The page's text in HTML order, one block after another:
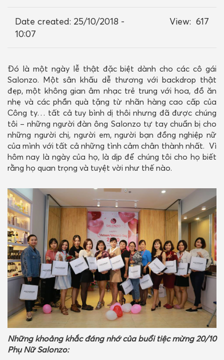
GIỎ HÀNG
Date created: 25/10/2018 -
10:07
View: 617
Đó là một ngày lễ thật đặc biệt dành cho các cô gái
Salonzo. Một sân khấu dễ thương với backdrop thật
đẹp, một không gian âm nhạc trẻ trung với hoa, đồ ăn
nhẹ và các phần quà tặng từ nhãn hàng cao cấp của
Công ty… tất cả tuy bình dị thôi nhưng đã được chúng
tôi – những người đàn ông Salonzo tự tay chuẩn bị cho
những người chị, người em, người bạn đồng nghiệp nữ
của mình với tất cả những tình cảm chân thành nhất. Vì
hôm nay là ngày của họ, là dịp để chúng tôi cho họ biết
rằng họ quan trọng và tuyệt vời như thế nào.
Những khoảng khắc đáng nhớ của buổi tiệc mừng 20/10
Phụ Nữ Salonzo: